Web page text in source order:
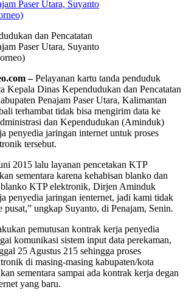
dan Pencatatan
Paser Utara, Suyanto
–Pelayanan kartu tanda penduduk
Kepala Dinas Kependudukan dan Pencatatan
Penajam Paser Utara, Kalimantan
terhambat tidak bisa mengirim data ke
dan Kependudukan (Aminduk)
penyedia jaringan internet untuk proses
tersebut.
2015 lalu layanan pencetakan KTP
sementara karena kehabisan blanko dan
blanko KTP elektronik, Dirjen Aminduk
penyedia jaringan ienternet, jadi kami tidak
pusat,” ungkap Suyanto, di Penajam, Senin.
pemutusan kontrak kerja penyedia
komunikasi sistem input data perekaman,
25 Agustus 215 sehingga proses
di masing-masing kabupaten/kota
sementara sampai ada kontrak kerja degan
yang baru.